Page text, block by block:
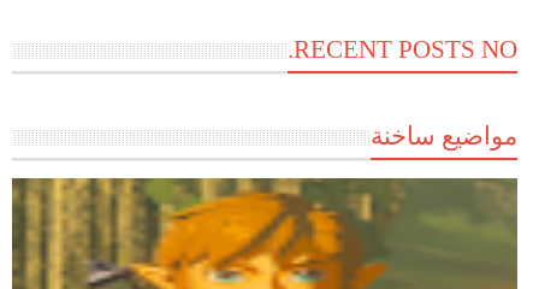
RECENT POSTS NO.
مواضيع ساخنة